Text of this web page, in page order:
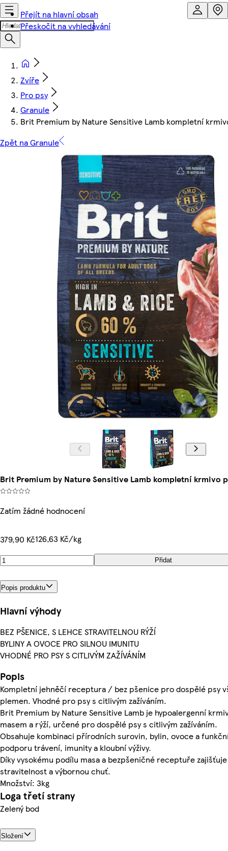
Přejít na hlavní obsah
Přeskočit na vyhledávání
Zvíře
Pro psy
Granule
Brit Premium by Nature Sensitive Lamb kompletní
Zpět na Granule
Brit Premium by Nature Sensitive Lamb kompletní krmivo
Zatím žádné hodnocení
379,90 Kč126,63 Kč/kg
Přidat
Popis produktu
Hlavní výhody
BEZ PŠENICE, S LEHCE STRAVITELNOU RÝŽÍ
BYLINY A OVOCE PRO SILNOU IMUNITU
VHODNÉ PRO PSY S CITLIVÝM ZAŽÍVÁNÍM
Popis
Kompletní jehněčí receptura / bez pšenice pro dospělé psy
plemen. Vhodné pro psy s citlivým zažíváním.
Brit Premium by Nature Sensitive Lamb je hypoalergenní
masem a rýží, určené pro dospělé psy s citlivým zažíváním.
Obsahuje kombinaci přírodních surovin, bylin, ovoce a
podporu trávení, imunity a kloubní výživy.
Díky vysokému podílu masa a bezpšeničné receptuře
stravitelnost a výbornou chuť.
Množství: 3kg
Loga třetí strany
Zelený bod
Složení